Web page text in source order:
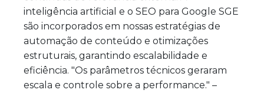
inteligência artificial e o SEO para Google SGE
são incorporados em nossas estratégias de
automação de conteúdo e otimizações
estruturais, garantindo escalabilidade e
eficiência. "Os parâmetros técnicos geraram
escala e controle sobre a performance." –